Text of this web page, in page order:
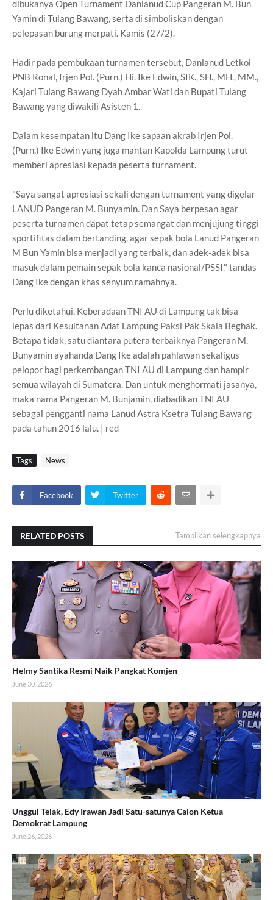
dibukanya Open Turnament Danlanud Cup Pangeran M. Bun
Yamin di Tulang Bawang, serta di simboliskan dengan
pelepasan burung merpati. Kamis (27/2).
Hadir pada pembukaan turnamen tersebut, Danlanud Letkol
PNB Ronal, Irjen Pol. (Purn.) Hi. Ike Edwin, SIK., SH., MH., MM.,
Kajari Tulang Bawang Dyah Ambar Wati dan Bupati Tulang
Bawang yang diwakili Asisten 1.
Dalam kesempatan itu Dang Ike sapaan akrab Irjen Pol.
(Purn.) Ike Edwin yang juga mantan Kapolda Lampung turut
memberi apresiasi kepada peserta turnament.
"Saya sangat apresiasi sekali dengan turnament yang digelar
LANUD Pangeran M. Bunyamin. Dan Saya berpesan agar
peserta turnamen dapat tetap semangat dan menjujung tinggi
sportifitas dalam bertanding, agar sepak bola Lanud Pangeran
M Bun Yamin bisa menjadi yang terbaik, dan adek-adek bisa
masuk dalam pemain sepak bola kanca nasional/PSSI." tandas
Dang Ike dengan khas senyum ramahnya.
Perlu diketahui, Keberadaan TNI AU di Lampung tak bisa
lepas dari Kesultanan Adat Lampung Paksi Pak Skala Beghak.
Betapa tidak, satu diantara putera terbaiknya Pangeran M.
Bunyamin ayahanda Dang Ike adalah pahlawan sekaligus
pelopor bagi perkembangan TNI AU di Lampung dan hampir
semua wilayah di Sumatera. Dan untuk menghormati jasanya,
maka nama Pangeran M. Bunjamin, diabadikan TNI AU
sebagai pengganti nama Lanud Astra Ksetra Tulang Bawang
pada tahun 2016 lalu. | red
Tags News
Facebook Twitter
RELATED POSTS Tampilkan selengkapnya
Helmy Santika Resmi Naik Pangkat Komjen
June 30, 2026
Unggul Telak, Edy Irawan Jadi Satu-satunya Calon Ketua
Demokrat Lampung
June 26, 2026